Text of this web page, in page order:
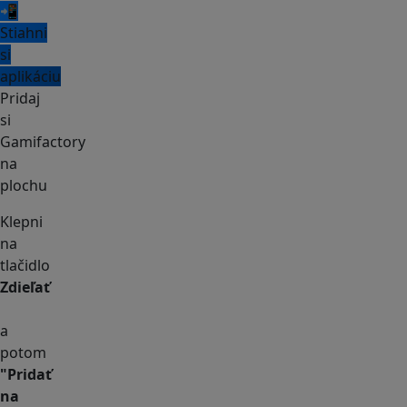
📲
Stiahni
si
aplikáciu
Pridaj
si
Gamifactory
na
plochu
Klepni
na
tlačidlo
Zdieľať
a
potom
"Pridať
na